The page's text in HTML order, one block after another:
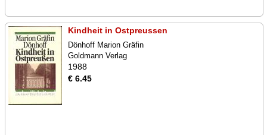
Kindheit in Ostpreussen
Dönhoff Marion Gräfin
Goldmann Verlag
1988
€ 6.45